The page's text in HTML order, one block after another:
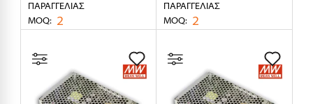
ΠΑΡΑΓΓΕΛΊΑΣ
MOQ: 2
ΠΑΡΑΓΓΕΛΊΑΣ
MOQ: 2